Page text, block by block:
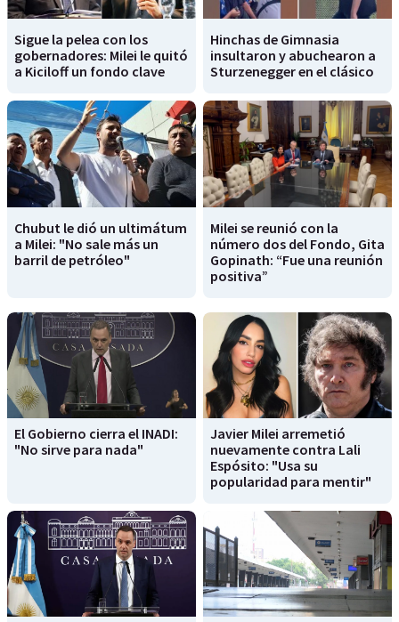
Sigue la pelea con los
gobernadores: Milei le quitó
a Kiciloff un fondo clave
Hinchas de Gimnasia
insultaron y abuchearon a
Sturzenegger en el clásico
Chubut le dió un ultimátum
a Milei: "No sale más un
barril de petróleo"
Milei se reunió con la
número dos del Fondo, Gita
Gopinath: “Fue una reunión
positiva”
El Gobierno cierra el INADI:
"No sirve para nada"
Javier Milei arremetió
nuevamente contra Lali
Espósito: "Usa su
popularidad para mentir"